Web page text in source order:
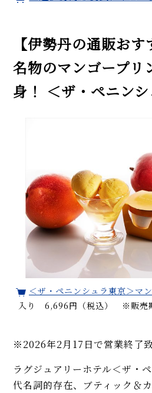
【伊勢丹の通販お
名物のマンゴープリ
身！ ＜ザ・ペニン
＜ザ・ペニンシュラ東京＞マ
入り 6,696円（税込） ※販売
※2026年2月17日で営業終了
ラグジュアリーホテル＜ザ・
代名詞的存在、ブティック＆